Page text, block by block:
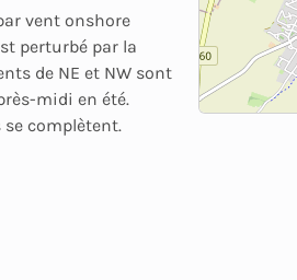
vent onshore
perturbé par la
de NE et NW sont
midi en été.
se complètent.